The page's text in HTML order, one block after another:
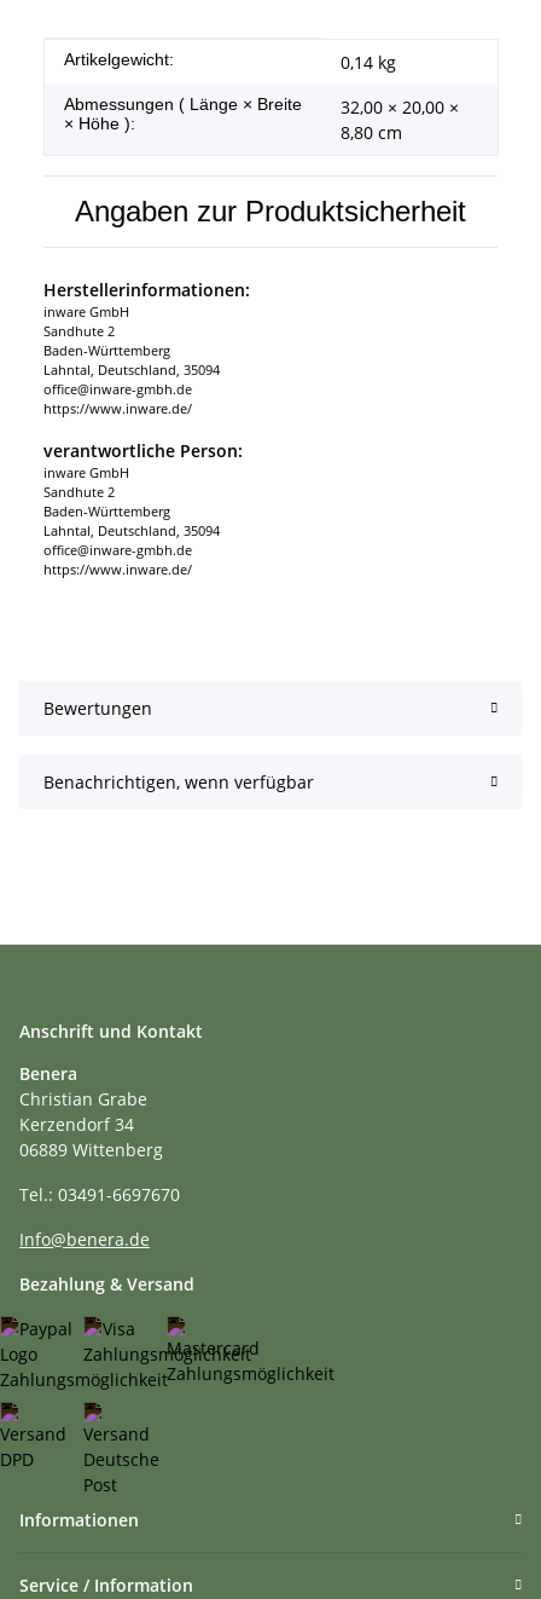
Produkteigenschaft
Wert
Artikelgewicht: 0,14 kg
Abmessungen ( Länge × Breite
× Höhe ):
32,00 × 20,00 ×
8,80 cm
Angaben zur Produktsicherheit
Herstellerinformationen:
inware GmbH
Sandhute 2
Baden-Württemberg
Lahntal, Deutschland, 35094
office@inware-gmbh.de
https://www.inware.de/
verantwortliche Person:
inware GmbH
Sandhute 2
Baden-Württemberg
Lahntal, Deutschland, 35094
office@inware-gmbh.de
https://www.inware.de/
Bewertungen
Benachrichtigen, wenn verfügbar
Anschrift und Kontakt
Benera
Christian Grabe
Kerzendorf 34
06889 Wittenberg
Tel.: 03491-6697670
Info@benera.de
Bezahlung & Versand
Informationen
Service / Information